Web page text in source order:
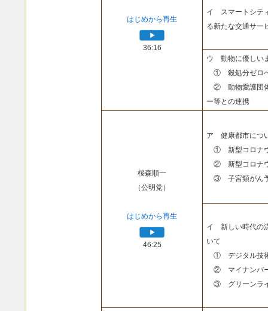
はじめから再生
36:16
イ スマートシテ
る新たな交通サー
ウ 動物に優しい
① 殺処分ゼロへ
② 動物愛護団体
ー等との連携
桜森順一
（公明党）
はじめから再生
46:25
ア 健康都市につ
① 新型コロナウ
② 新型コロナウ
③ 子宮頸がん予
イ 新しい時代の
いて
① デジタル技
② マイナンバ
③ グリーンライ